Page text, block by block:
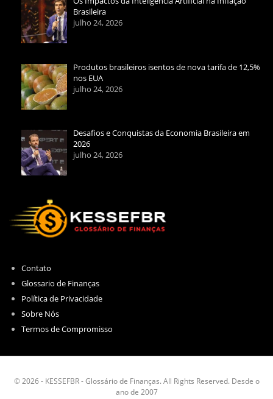
Brasileira
julho 24, 2026
Produtos brasileiros isentos de nova tarifa de 12,5%
nos EUA
julho 24, 2026
Desafios e Conquistas da Economia Brasileira em
2026
julho 24, 2026
Contato
Glossario de Finanças
Política de Privacidade
Sobre Nós
Termos de Compromisso
© 2026 - KESSEFBR - Glossário de Finanças. All Rights Reserved. Desde o
ano de 2007